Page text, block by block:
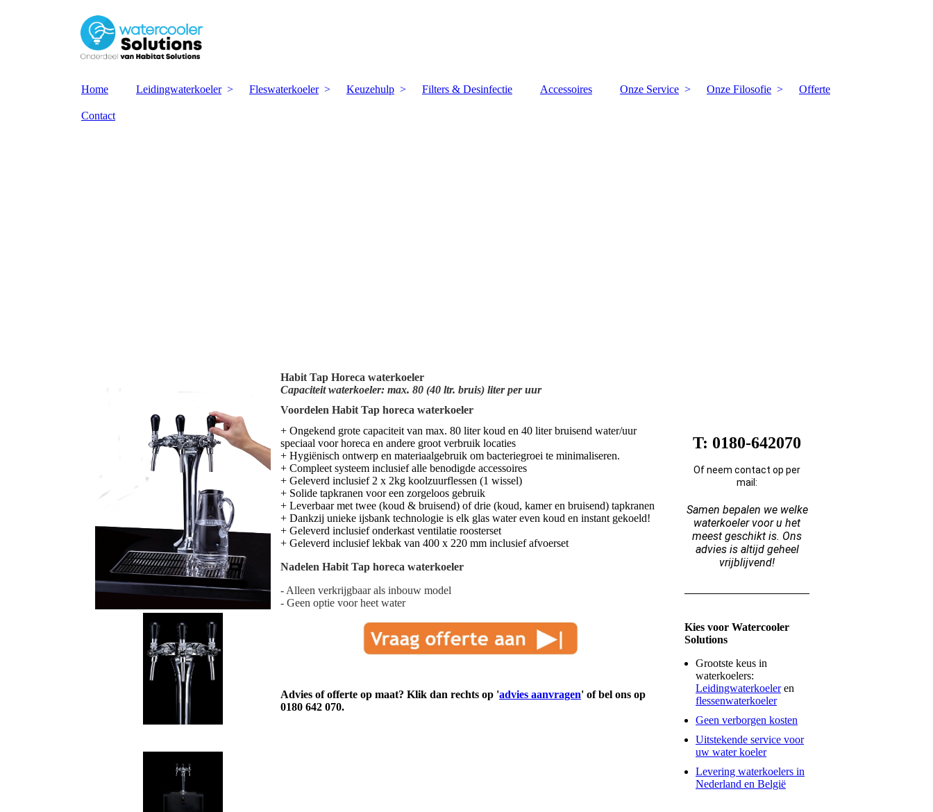
Home Leidingwaterkoeler Fleswaterkoeler Keuzehulp Filters & Desinfectie Accessoires Onze Service Onze Filosofie Offerte
Contact
Habit Tap Horeca waterkoeler
Capaciteit waterkoeler: max. 80 (40 ltr. bruis) liter per uur
Voordelen Habit Tap horeca waterkoeler
+ Ongekend grote capaciteit van max. 80 liter koud en 40 liter bruisend water/uur
speciaal voor horeca en andere groot verbruik locaties
+ Hygiënisch ontwerp en materiaalgebruik om bacteriegroei te minimaliseren.
+ Compleet systeem inclusief alle benodigde accessoires
+ Geleverd inclusief 2 x 2kg koolzuurflessen (1 wissel)
+ Solide tapkranen voor een zorgeloos gebruik
+ Leverbaar met twee (koud & bruisend) of drie (koud, kamer en bruisend) tapkranen
+ Dankzij unieke ijsbank technologie is elk glas water even koud en instant gekoeld!
+ Geleverd inclusief onderkast ventilatie roosterset
+ Geleverd inclusief lekbak van 400 x 220 mm inclusief afvoerset
Nadelen Habit Tap horeca waterkoeler
- Alleen verkrijgbaar als inbouw model
- Geen optie voor heet water
Advies of offerte op maat? Klik dan rechts op 'advies aanvragen' of bel ons op
0180 642 070.
T: 0180-642070
Of neem contact op per
mail:
Samen bepalen we welke
waterkoeler voor u het
meest geschikt is. Ons
advies is altijd geheel
vrijblijvend!
Kies voor Watercooler
Solutions
Grootste keus in
waterkoelers:
Leidingwaterkoeleren
flessenwaterkoeler
Geen verborgen kosten
Uitstekende service voor
uw water koeler
Levering waterkoelers in
Nederland en België